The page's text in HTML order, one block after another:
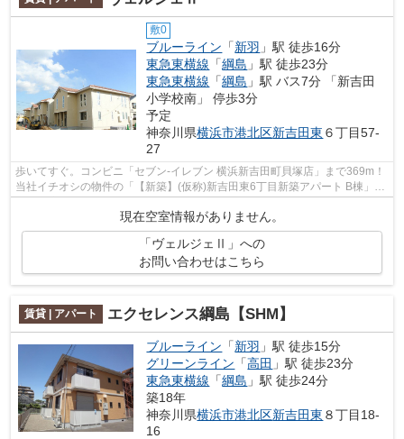
敷0
ブルーライン 「新羽 」駅 徒歩16分
東急東横線 「綱島 」駅 徒歩23分
東急東横線 「綱島 」駅 バス7分 「新吉田
小学校南」 停歩3分
予定
神奈川県横浜市港北区新吉田東 ６丁目57-
27
歩いてすぐ。コンビニ「セブン‐イレブン 横浜新吉田町貝塚店」まで369m！
当社イチオシの物件の「【新築】(仮称)新吉田東6丁目新築アパート B棟」。
現在空室情報がありません。
「ヴェルジェⅡ」への
お問い合わせはこちら
賃貸 | アパート エクセレンス綱島【SHM】
ブルーライン 「新羽 」駅 徒歩15分
グリーンライン 「高田 」駅 徒歩23分
東急東横線 「綱島 」駅 徒歩24分
築18年
神奈川県横浜市港北区新吉田東 ８丁目18-
16